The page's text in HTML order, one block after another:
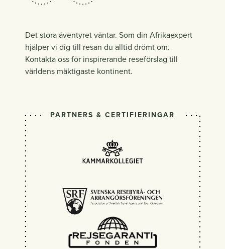
Det stora äventyret väntar. Som din Afrikaexpert
hjälper vi dig till resan du alltid drömt om.
Kontakta oss för inspirerande reseförslag till
världens mäktigaste kontinent.
PARTNERS & CERTIFIERINGAR